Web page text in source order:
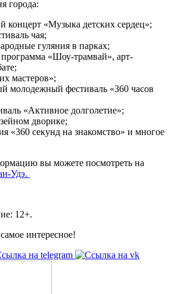
города:
концерт «Музыка детских сердец»;
чая;
гуляния в парках;
программа «Шоу-трамвай», арт-
мастеров»;
молодежный фестиваль «360 часов
«Активное долголетие»;
дворике;
«360 секунд на знакомство» и многое
вы можете посмотреть на
Удэ.
12+.
интересное!